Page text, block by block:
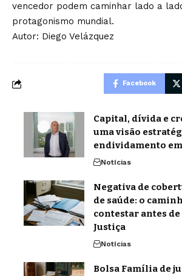
vencedor podem caminhar lado a
protagonismo mundial.
Autor: Diego Velázquez
Facebook
Capital, dívida e
uma visão
endividamento
Notícias
Negativa de
de saúde: o
contestar antes
Justiça
Notícias
Bolsa Família de